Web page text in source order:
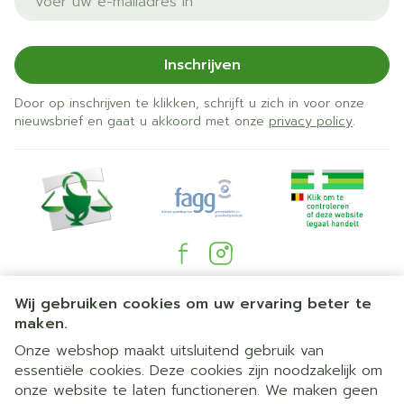
Wij gebruiken cookies om uw ervaring beter te
maken.
Onze webshop maakt uitsluitend gebruik van
essentiële cookies. Deze cookies zijn noodzakelijk om
onze website te laten functioneren. We maken geen
geneesmiddel. Deze stoffen kunt u vinden in
Gebruik Bradley 20 niet als u hepatitis C heeft en
geneesmiddelen inneemt die
ombitasvir/paritaprevir/ritonavir en dasabuvir
geneesmiddelen?').
Inschrijven
Door op inschrijven te klikken, schrijft u zich in voor onze
nieuwsbrief en gaat u akkoord met onze privacy policy.
Juridische links